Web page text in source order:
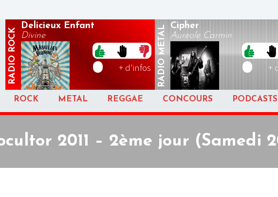
RADIO
ROCK
Delicieux Enfant
Divine
+ d'infos RADIO
METAL Cipher
Aureole Carmin
+
ROCK METAL REGGAE CONCOURS PODCASTS
2011 – 2ème jour (Samedi